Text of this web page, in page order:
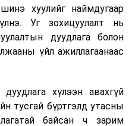
үйл ажиллагааны
17–28-ны өдрүүдэд
болон бусад аливаа
болно.
хуулийг наймдугаар
Уг зохицуулалт нь
дуудлага болон
үйл ажиллагаанаас
хүлээн авахгүй
тусгай бүртгэлд утасны
байсан ч зарим